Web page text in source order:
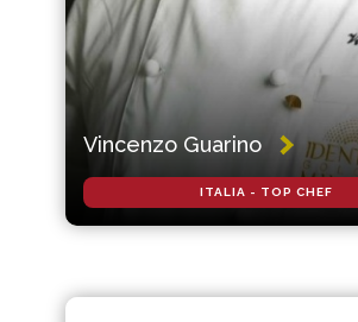
Vincenzo Guarino
ITALIA - TOP CHEF